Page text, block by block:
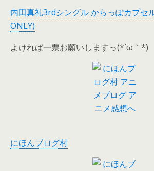
内田真礼3rdシングル からっぽカプセ
ONLY)
よければ一票お願いしますっ(*´ω｀*)
にほんブログ村